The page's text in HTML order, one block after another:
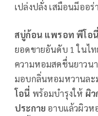
เปล่งปลั่ง เสมือนมีออ
สบู่ก้อน แพรอท พีโอ
ยอดขายอันดับ 1 ในไ
ความหอมสดชื่นยาวน
มอบกลิ่นหอมหวานละ
โอนี่ พร้อมบำรุงให้ ผิว
ประกาย อาบแล้วผิวห